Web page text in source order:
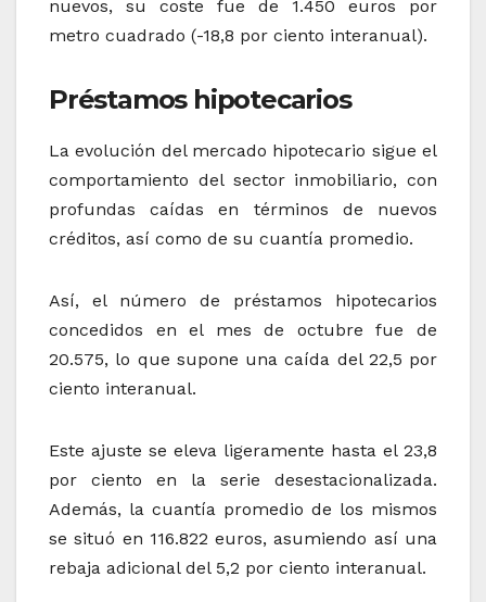
nuevos, su coste fue de 1.450 euros por
metro cuadrado (-18,8 por ciento interanual).
Préstamos hipotecarios
La evolución del mercado hipotecario sigue el
comportamiento del sector inmobiliario, con
profundas caídas en términos de nuevos
créditos, así como de su cuantía promedio.
Así, el número de préstamos hipotecarios
concedidos en el mes de octubre fue de
20.575, lo que supone una caída del 22,5 por
ciento interanual.
Este ajuste se eleva ligeramente hasta el 23,8
por ciento en la serie desestacionalizada.
Además, la cuantía promedio de los mismos
se situó en 116.822 euros, asumiendo así una
rebaja adicional del 5,2 por ciento interanual.